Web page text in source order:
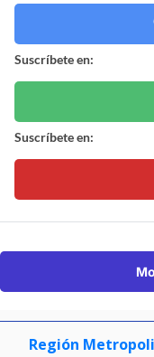
Suscríbete en:
Suscríbete en:
Región